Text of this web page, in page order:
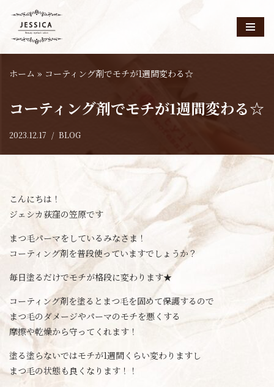
ン
へ
キ
ッ
ホーム » コーティング剤でモチが1週間変わる☆
コーティング剤でモチが1週間変わる☆
2023.12.17 BLOG
こんにちは！
ジェシカ荻窪の笠原です
まつ毛パーマをしているみなさま！
コーティング剤を普段使っていますでしょうか？
毎日塗るだけでモチが格段に変わります★
コーティング剤を塗るとまつ毛を固めて保護するので
まつ毛のダメージやパーマのモチを悪くする
摩擦や乾燥から守ってくれます！
塗る塗らないではモチが1週間くらい変わりますし
まつ毛の状態も良くなります！！